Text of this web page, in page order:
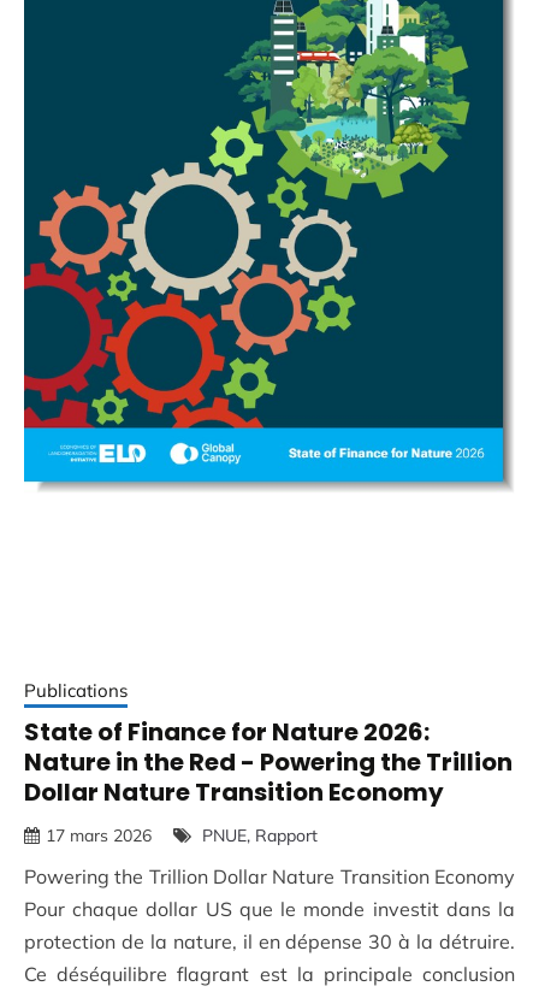
Publications
State of Finance for Nature 2026:
Nature in the Red - Powering the Trillion
Dollar Nature Transition Economy
17 mars 2026 PNUE Rapport
Powering the Trillion Dollar Nature Transition Economy
Pour chaque dollar US que le monde investit dans la
protection de la nature, il en dépense 30 à la détruire.
Ce déséquilibre flagrant est la principale conclusion